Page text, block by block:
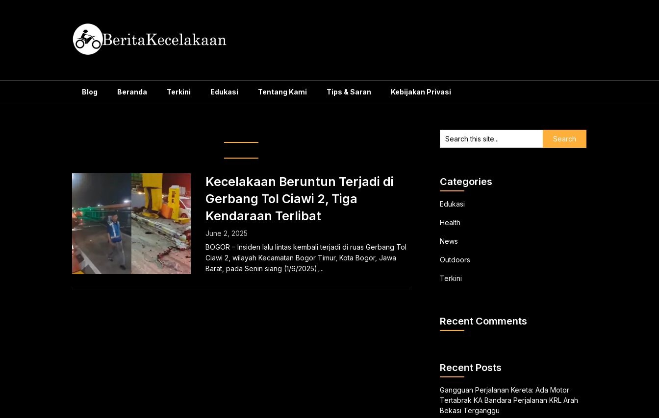
Blog Beranda Terkini Edukasi Tentang Kami Tips & Saran Kebijakan Privasi
Kecelakaan Beruntun Terjadi di
Gerbang Tol Ciawi 2, Tiga
Kendaraan Terlibat
June 2, 2025
BOGOR – Insiden lalu lintas kembali terjadi di ruas Gerbang Tol
Ciawi 2, wilayah Kecamatan Bogor Timur, Kota Bogor, Jawa
Barat, pada Senin siang (1/6/2025),...
Categories
Edukasi
Health
News
Outdoors
Terkini
Recent Comments
Recent Posts
Gangguan Perjalanan Kereta: Ada Motor
Tertabrak KA Bandara Perjalanan KRL Arah
Bekasi Terganggu